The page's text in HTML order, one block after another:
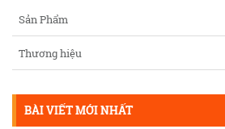
Sản Phẩm
Thương hiệu
BÀI VIẾT MỚI NHẤT